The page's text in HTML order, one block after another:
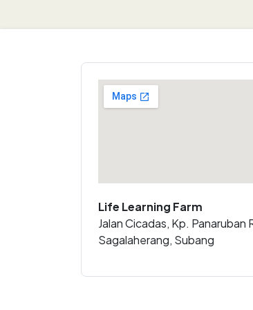
Life Learning Farm
Jalan Cicadas, Kp.
Sagalaherang, Subang